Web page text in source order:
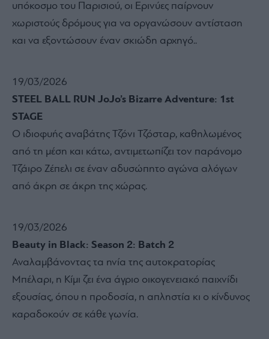
υπόκοσμο του Παρισιού, οι Ερινύες παίρνουν
χωριστούς δρόμους για να οργανώσουν αντίσταση
και να εξοντώσουν έναν σκιώδη αρχηγό..
19/03/2026
STEEL BALL RUN JoJo’s Bizarre Adventure: 1st
STAGE
Ο ιδιοφυής αναβάτης Τζόνι Τζόσταρ, καθηλωμένος
από τη μέση και κάτω, αντιμετωπίζει τον παράνομο
Τζάιρο Ζέπελι σε έναν αδυσώπητο αγώνα αλόγων
από άκρη σε άκρη της χώρας.
19/03/2026
Beauty in Black: Season 2: Batch 2
Αναλαμβάνοντας τα ηνία της αυτοκρατορίας
Μπέλαρι, η Κίμι ζει ένα άγριο οικογενειακό παιχνίδι
εξουσίας, όπου η προδοσία, η απληστία κι ο κίνδυνος
καραδοκούν σε κάθε γωνία.